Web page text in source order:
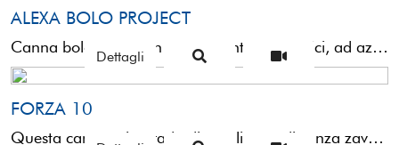
ALEXA BOLO PROJECT
Canna bolognese con elevati contenuti tecnici, ad azione medio rigida, costruita con tecnologia “Nano Tech Material”. Il diametro ...
Dettagli
FORZA 10
Questa canna è in grado di scagliare a distanza zavorre considerevoli senza accusare cedimenti e può essere ...